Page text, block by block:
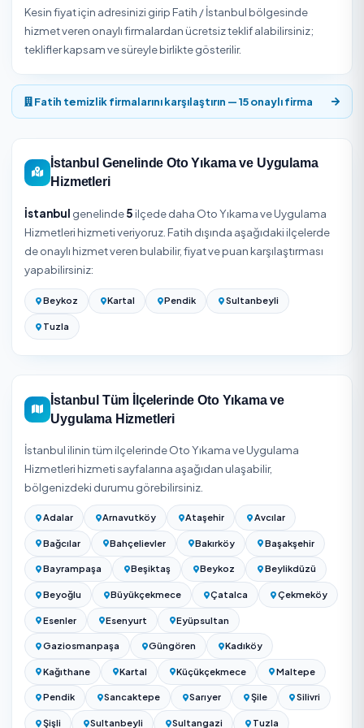
İstanbul iline bağlı Fatih genelinde talep edilen işin
göre ekip sayısı, süre ve ekipman değişir. Güvenilir bir
için hizmet verenin değerlendirmelerini, kapsamını ve
Fatih / İstanbul Oto Yıkama ve Uygulama
Hizmetleri Fiyatları 2026
Oto yıkama ve uygulama fiyatı araç segmentine (sedan,
ticari), istenen hizmetin kapsamına (sadece dış yıkama
yoksa iç-dış detaylı paket mi), aracın kirlilik/yıpranma
ve seramik kaplama gibi uygulamalarda kullanılan
kalitesi ile garanti süresine göre belirgin şekilde değişir.
temizlik ve seramik kaplama, standart yıkamaya göre
Kesin fiyat için adresinizi girip Fatih / İstanbul bölgesinde
hizmet veren onaylı firmalardan ücretsiz teklif
teklifler kapsam ve süreyle birlikte gösterilir.
Fatih temizlik firmalarını karşılaştırın — 15 onaylı
İstanbul Genelinde Oto Yıkama ve
Hizmetleri
İstanbulgenelinde 5ilçede daha Oto Yıkama ve
Hizmetleri hizmeti veriyoruz. Fatih dışında aşağıdaki
de onaylı hizmet veren bulabilir, fiyat ve puan
yapabilirsiniz: